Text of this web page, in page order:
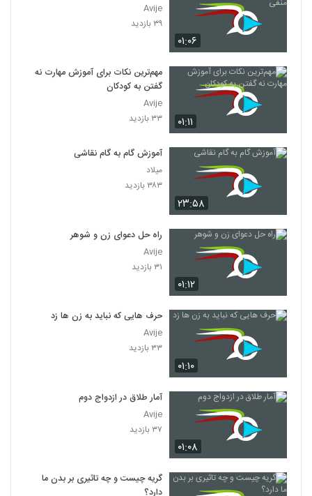
۰۱:۰۶
Avije
۳۹ بازدید
۰۱:۱۱
مهم‌ترین نکات برای آموزش مهارت نه
گفتن به کودکان
Avije
۳۳ بازدید
۲۳:۵۸
آموزش گام به گام نقاشی
میلاد
۳۸۳ بازدید
۰۱:۱۲
راه حل دعوای زن و شوهر
Avije
۳۱ بازدید
۰۱:۱۰
حرف هایی که نباید به زن ها زد
Avije
۳۳ بازدید
۰۱:۰۸
آمار طلاق در ازدواج دوم
Avije
۳۷ بازدید
گریه چیست و چه تاثیری بر بدن ما
دارد؟